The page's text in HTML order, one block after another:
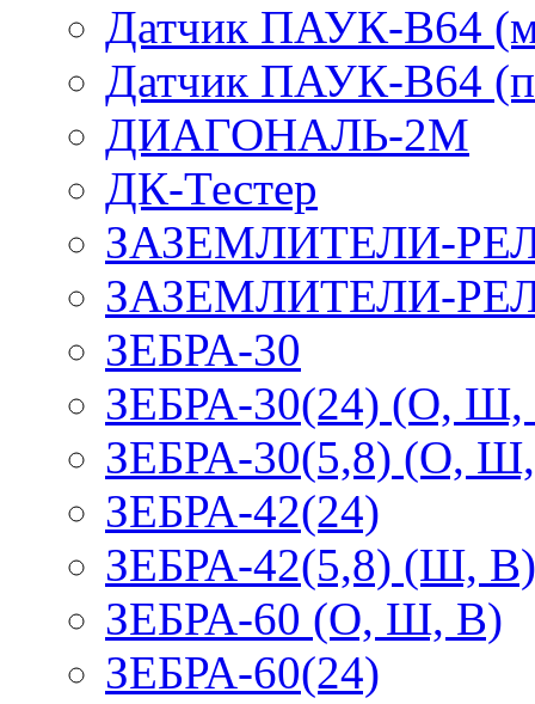
Датчик ПАУК-В64
Датчик ПАУК-В64
ДИАГОНАЛЬ-2М
ДК-Тестер
ЗАЗЕМЛИТЕЛИ-
ЗАЗЕМЛИТЕЛИ-
ЗЕБРА-30
ЗЕБРА-30(24) (О,
ЗЕБРА-30(5,8) (О,
ЗЕБРА-42(24)
ЗЕБРА-42(5,8) (Ш, В)
ЗЕБРА-60 (О, Ш, В)
ЗЕБРА-60(24)